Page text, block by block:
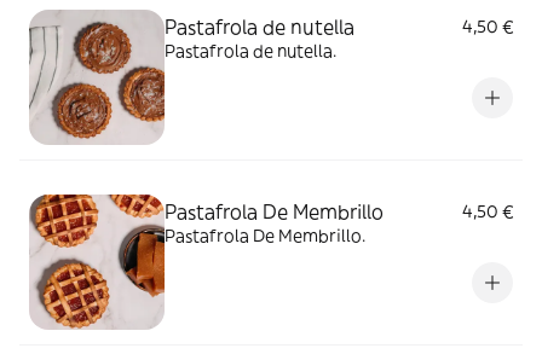
Pastafrola de nutella
4,50 €
Pastafrola de nutella.
Pastafrola De Membrillo
4,50 €
Pastafrola De Membrillo.